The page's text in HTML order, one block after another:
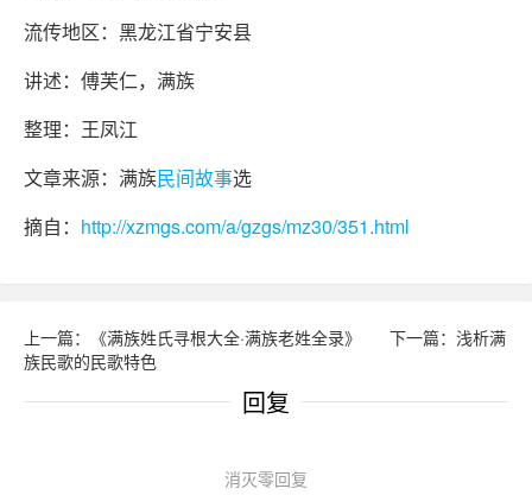
流传地区：黑龙江省宁安县
讲述：傅芙仁，满族
整理：王凤江
文章来源：满族民间故事选
摘自： http://xzmgs.com/a/gzgs/mz30/351.html
上一篇：《满族姓氏寻根大全·满族老姓全录》
下一篇：浅析满
族民歌的民歌特色
回复
消灭零回复